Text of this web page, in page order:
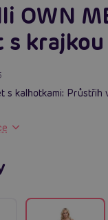
OWN
s
s kalhotkami: